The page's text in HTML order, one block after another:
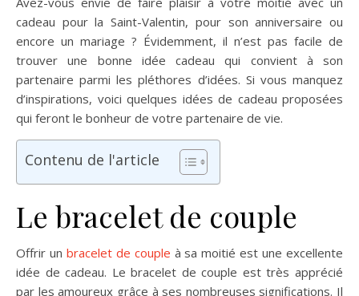
cadeau pour la Saint-Valentin, pour son anniversaire ou
encore un mariage ? Évidemment, il n’est pas facile de
trouver une bonne idée cadeau qui convient à son
partenaire parmi les pléthores d’idées. Si vous manquez
d’inspirations, voici quelques idées de cadeau proposées
qui feront le bonheur de votre partenaire de vie.
Contenu de l'article
Le bracelet de couple
Offrir un bracelet de couple à sa moitié est une excellente
idée de cadeau. Le bracelet de couple est très apprécié
par les amoureux grâce à ses nombreuses significations. Il